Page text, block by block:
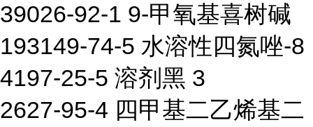
39026-92-1 9-甲氧基喜树碱
193149-74-5 水溶性四氮唑-8
4197-25-5 溶剂黑 3
2627-95-4 四甲基二乙烯基二